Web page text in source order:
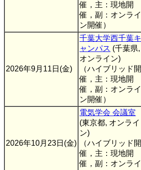
催，主：現地開
催，副：オンライ
ン開催）
2026年9月11日(金)
千葉大学西千葉キ
ャンパス (千葉県,
オンライン)
（ハイブリッド開
催，主：現地開
催，副：オンライ
ン開催）
2026年10月23日(金)
電気学会 会議室
(東京都, オンライ
ン)
（ハイブリッド開
催，主：現地開
催，副：オンライ